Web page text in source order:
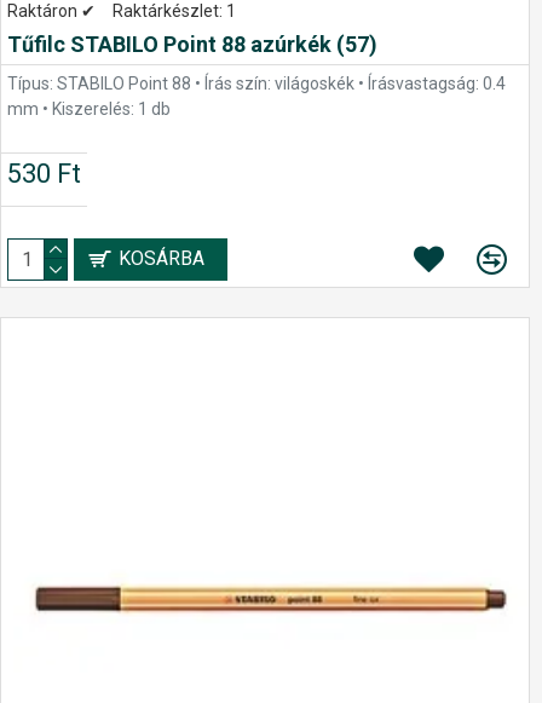
Raktáron ✔ Raktárkészlet: 1
Tűfilc STABILO Point 88 azúrkék (57)
Típus: STABILO Point 88 • Írás szín: világoskék • Írásvastagság: 0.4
mm • Kiszerelés: 1 db
530 Ft
KOSÁRBA